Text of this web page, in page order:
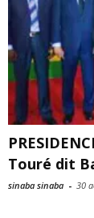
Touré dit
sinaba sinaba - 30